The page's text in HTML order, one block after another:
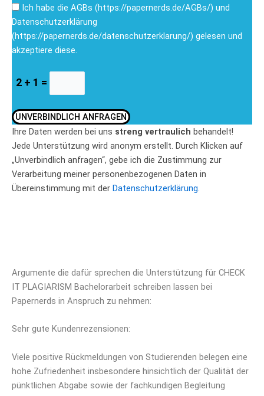
Ich habe die AGBs (https://papernerds.de/AGBs/) und
Datenschutzerklärung
(https://papernerds.de/datenschutzerklarung/) gelesen und
akzeptiere diese.
2 + 1 =
UNVERBINDLICH ANFRAGEN
Ihre Daten werden bei uns streng vertraulich behandelt!
Jede Unterstützung wird anonym erstellt. Durch Klicken auf
„Unverbindlich anfragen“, gebe ich die Zustimmung zur
Verarbeitung meiner personenbezogenen Daten in
Übereinstimmung mit der Datenschutzerklärung.
Argumente die dafür sprechen die Unterstützung für CHECK
IT PLAGIARISM Bachelorarbeit schreiben lassen bei
Papernerds in Anspruch zu nehmen:
Sehr gute Kundenrezensionen:
Viele positive Rückmeldungen von Studierenden belegen eine
hohe Zufriedenheit insbesondere hinsichtlich der Qualität der
pünktlichen Abgabe sowie der fachkundigen Begleitung